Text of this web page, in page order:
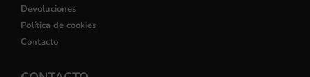
Devoluciones
Política de cookies
Contacto